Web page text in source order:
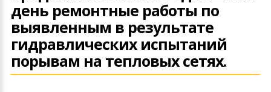
день ремонтные работы по
выявленным в результате
гидравлических испытаний
порывам на тепловых сетях.